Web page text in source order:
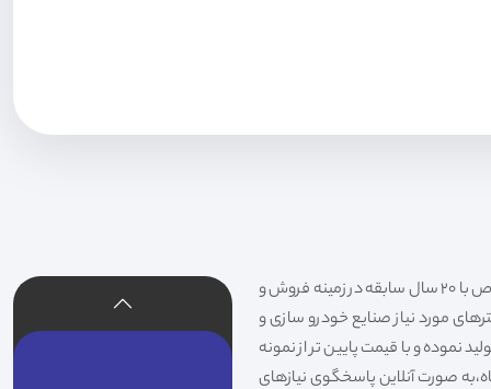
فیلتر شکری تهیه و توزیع کننده انواع فیلتر خودروهای سواری،سنگین،راهسازی و دستگاه های صنعتی و فیلتر های خاص با 20 سال سابقه در زمینه فروش و
مورد نیاز صنایع خودرو سازی و
نموده و با قیمت پایین تر از نمونه
صورت آنلاین پاسخگوی نیازهای